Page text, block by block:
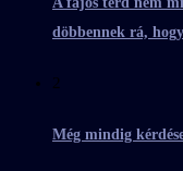
döbbennek rá,
2
Még mindig